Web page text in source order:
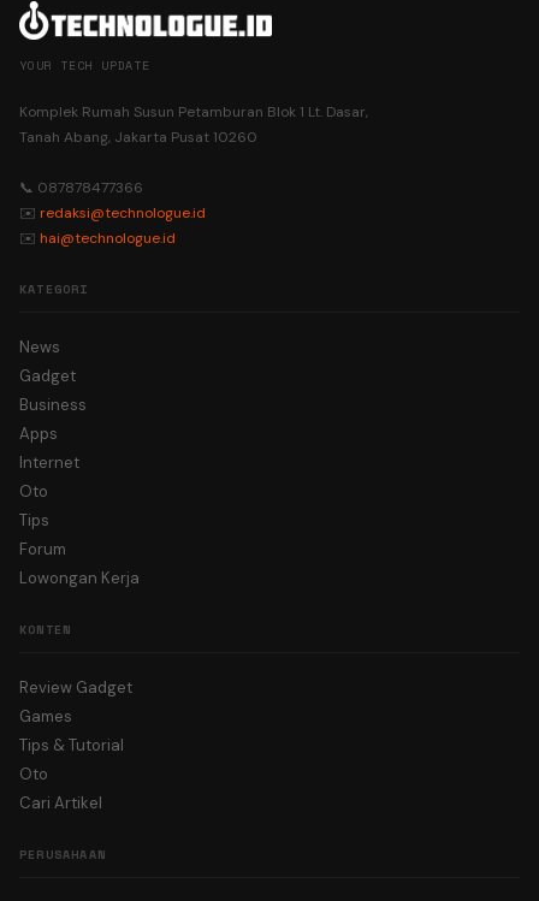
YOUR TECH UPDATE
Komplek Rumah Susun Petamburan Blok 1 Lt. Dasar,
Tanah Abang, Jakarta Pusat 10260
📞 087878477366
✉️ redaksi@technologue.id
✉️ hai@technologue.id
KATEGORI
News
Gadget
Business
Apps
Internet
Oto
Tips
Forum
Lowongan Kerja
KONTEN
Review Gadget
Games
Tips & Tutorial
Oto
Cari Artikel
PERUSAHAAN